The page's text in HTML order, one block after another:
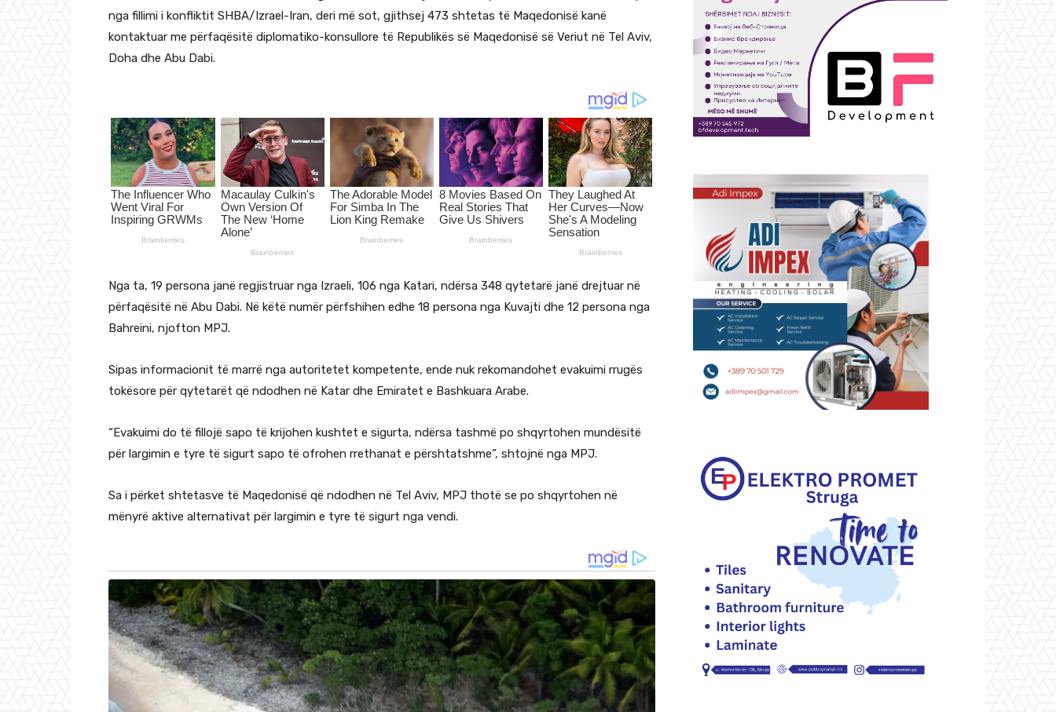
nga fillimi i konfliktit SHBA/Izrael-Iran, deri më sot, gjithsej 473 shtetas të Maqedonisë kanë
kontaktuar me përfaqësitë diplomatiko-konsullore të Republikës së Maqedonisë së Veriut në Tel Aviv,
Doha dhe Abu Dabi.
Nga ta, 19 persona janë regjistruar nga Izraeli, 106 nga Katari, ndërsa 348 qytetarë janë drejtuar në
përfaqësitë në Abu Dabi. Në këtë numër përfshihen edhe 18 persona nga Kuvajti dhe 12 persona nga
Bahreini, njofton MPJ.
Sipas informacionit të marrë nga autoritetet kompetente, ende nuk rekomandohet evakuimi rrugës
tokësore për qytetarët që ndodhen në Katar dhe Emiratet e Bashkuara Arabe.
“Evakuimi do të fillojë sapo të krijohen kushtet e sigurta, ndërsa tashmë po shqyrtohen mundësitë
për largimin e tyre të sigurt sapo të ofrohen rrethanat e përshtatshme”, shtojnë nga MPJ.
Sa i përket shtetasve të Maqedonisë që ndodhen në Tel Aviv, MPJ thotë se po shqyrtohen në
mënyrë aktive alternativat për largimin e tyre të sigurt nga vendi.